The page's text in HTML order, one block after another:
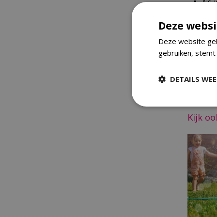
er
maken.
Kijk
Deze
Deze website
gebruiken,
DETAILS